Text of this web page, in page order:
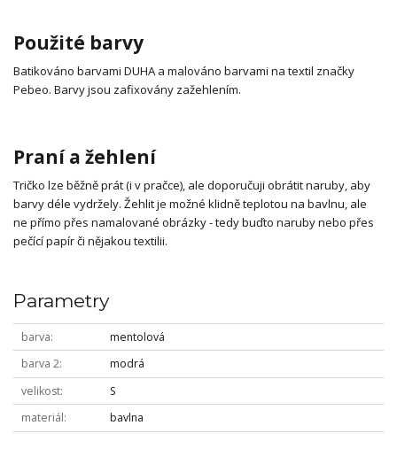
Použité barvy
Batikováno barvami DUHA a malováno barvami na textil značky
Pebeo. Barvy jsou zafixovány zažehlením.
Praní a žehlení
Tričko lze běžně prát (i v pračce), ale doporučuji obrátit naruby, aby
barvy déle vydržely. Žehlit je možné klidně teplotou na bavlnu, ale
ne přímo přes namalované obrázky - tedy buďto naruby nebo přes
pečící papír či nějakou textilii.
Parametry
barva
mentolová
barva 2
modrá
velikost
S
materiál
bavlna